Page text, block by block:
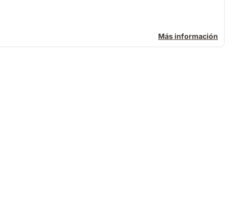
Más información